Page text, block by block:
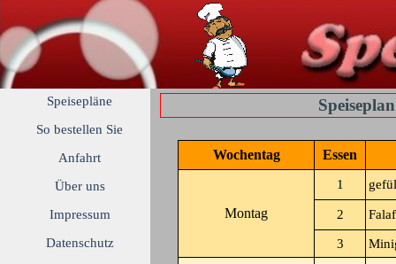
Speisepläne
So bestellen Sie
Anfahrt
Über uns
Impressum
Datenschutz
Wochentag Essen
Montag
1
2
3